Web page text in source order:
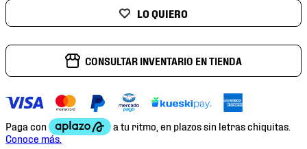
CONSULTAR INVENTARIO EN TIENDA